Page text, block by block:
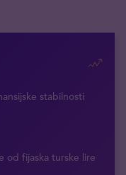
stabilnosti
od fijaska turske lire